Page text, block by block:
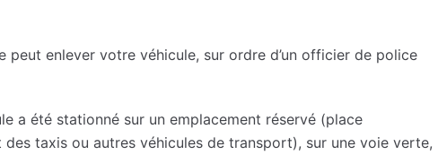
enlever votre véhicule, sur ordre d’un officier de police
a été stationné sur un emplacement réservé (place
taxis ou autres véhicules de transport), sur une voie verte,